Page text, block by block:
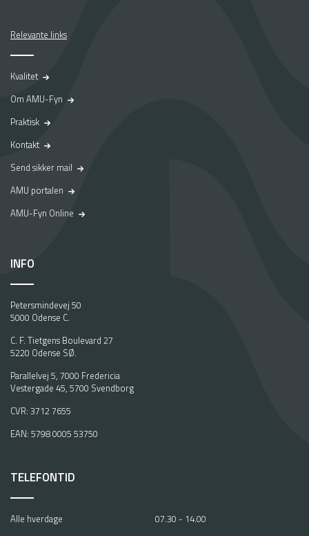
Relevante links
Kvalitet
Om AMU-Fyn
Praktisk
Kontakt
Send sikker mail
AMU portalen
AMU-Fyn Online
INFO
Petersmindevej 50
5000 Odense C.
C. F. Tietgens Boulevard 27
5220 Odense SØ.
Parallelvej 5, 7000 Fredericia
Vestergade 45, 5700 Svendborg
CVR: 3712 7655
EAN: 5798 0005 53750
TELEFONTID
Alle hverdage
07.30 - 14.00